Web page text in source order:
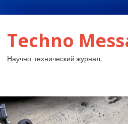
Techno
Научно-технический журнал.